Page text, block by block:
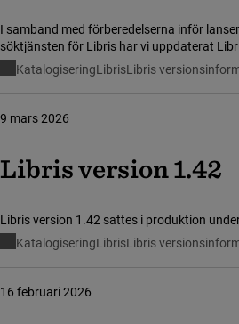
I samband med förberedelserna inför
söktjänsten för Libris har vi uppdaterat
april. Uppdateringen genomfördes utan
förändringar i Libris katalogiseringsverktyg
KatalogiseringLibrisLibris
Libris version 1.42
9 mars 2026
Libris version 1.42 sattes i produktion
KatalogiseringLibrisLibris
16 februari 2026